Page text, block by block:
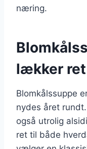
næring.
lækker
Blomkålssuppe
nydes året
også utrolig
ret til både